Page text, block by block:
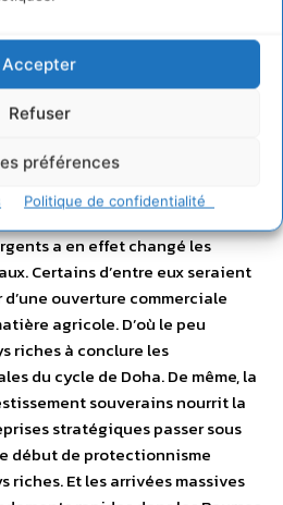
Accepter
Refuser
préférences
Politique de confidentialité
gagné en pouvoir
une population active
sur le marché mondial du
pèsent aussi sur l’emploi et sur
grandes entreprises, leurs
l’inégale répartition des
des échanges contribue
cause. La montée en
a en effet changé les
Certains d’entre eux seraient
ouverture commerciale
agricole. D’où le peu
riches à conclure les
du cycle de Doha. De même, la
souverains nourrit la
stratégiques passer sous
début de protectionnisme
riches. Et les arrivées massives